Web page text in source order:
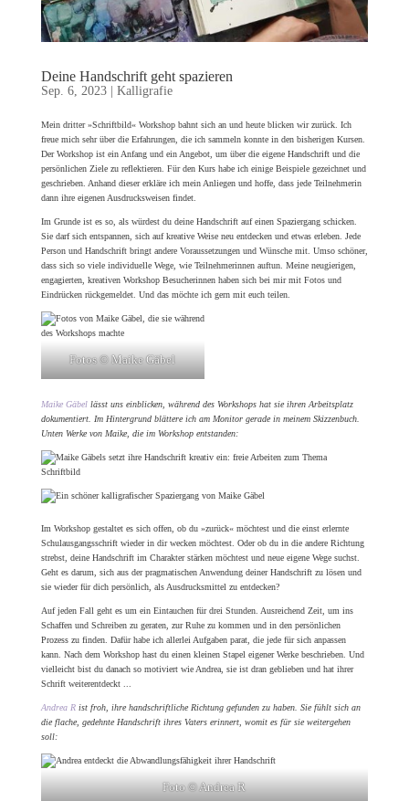
Deine Handschrift geht spazieren
Sep. 6, 2023| Kalligrafie
Mein dritter »Schriftbild« Workshop bahnt sich an und heute blicken wir zurück. Ich
freue mich sehr über die Erfahrungen, die ich sammeln konnte in den bisherigen Kursen.
Der Workshop ist ein Anfang und ein Angebot, um über die eigene Handschrift und die
persönlichen Ziele zu reflektieren. Für den Kurs habe ich einige Beispiele gezeichnet und
geschrieben. Anhand dieser erkläre ich mein Anliegen und hoffe, dass jede Teilnehmerin
dann ihre eigenen Ausdrucksweisen findet.
Im Grunde ist es so, als würdest du deine Handschrift auf einen Spaziergang schicken.
Sie darf sich entspannen, sich auf kreative Weise neu entdecken und etwas erleben. Jede
Person und Handschrift bringt andere Voraussetzungen und Wünsche mit. Umso schöner,
dass sich so viele individuelle Wege, wie Teilnehmerinnen auftun. Meine neugierigen,
engagierten, kreativen Workshop Besucherinnen haben sich bei mir mit Fotos und
Eindrücken rückgemeldet. Und das möchte ich gern mit euch teilen.
Fotos © Maike Gäbel
Maike Gäbellässt uns einblicken, während des Workshops hat sie ihren Arbeitsplatz
dokumentiert. Im Hintergrund blättere ich am Monitor gerade in meinem Skizzenbuch.
Unten Werke von Maike, die im Workshop entstanden:
Im Workshop gestaltet es sich offen, ob du »zurück« möchtest und die einst erlernte
Schulausgangsschrift wieder in dir wecken möchtest. Oder ob du in die andere Richtung
strebst, deine Handschrift im Charakter stärken möchtest und neue eigene Wege suchst.
Geht es darum, sich aus der pragmatischen Anwendung deiner Handschrift zu lösen und
sie wieder für dich persönlich, als Ausdrucksmittel zu entdecken?
Auf jeden Fall geht es um ein Eintauchen für drei Stunden. Ausreichend Zeit, um ins
Schaffen und Schreiben zu geraten, zur Ruhe zu kommen und in den persönlichen
Prozess zu finden. Dafür habe ich allerlei Aufgaben parat, die jede für sich anpassen
kann. Nach dem Workshop hast du einen kleinen Stapel eigener Werke beschrieben. Und
vielleicht bist du danach so motiviert wie Andrea, sie ist dran geblieben und hat ihrer
Schrift weiterentdeckt ...
Andrea Rist froh, ihre handschriftliche Richtung gefunden zu haben. Sie fühlt sich an
die flache, gedehnte Handschrift ihres Vaters erinnert, womit es für sie weitergehen
soll:
Foto © Andrea R